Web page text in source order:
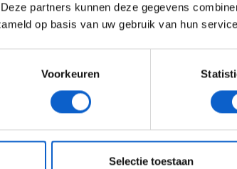
partners kunnen deze gegevens
op basis van uw gebruik van hun
Voorkeuren
Selectie toestaan
Toon alle kansspelenadvertenties
DAN 24 24 JAAR
onsprivacybeleidvoor meer informatie over